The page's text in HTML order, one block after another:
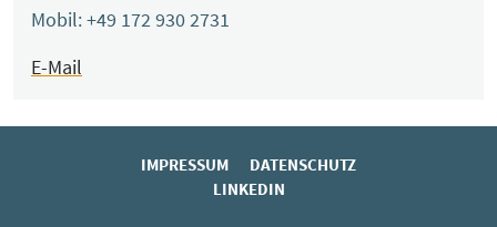
Mobil: +49 172 930 2731
E-Mail
IMPRESSUM
DATENSCHUTZ
LINKEDIN